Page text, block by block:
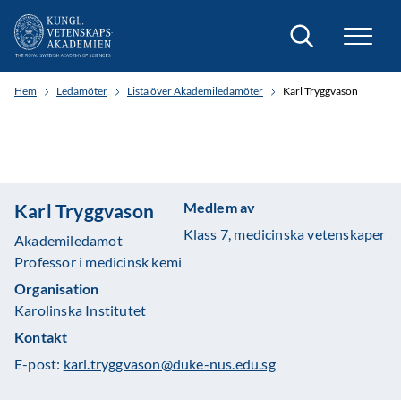
Sök
Hem Ledamöter Lista över Akademiledamöter Karl Tryggvason
Karl Tryggvason
Akademiledamot
Professor i medicinsk kemi
Organisation
Karolinska Institutet
Medlem av
Klass 7, medicinska vetenskaper
Kontakt
E-post: karl.tryggvason@duke-nus.edu.sg